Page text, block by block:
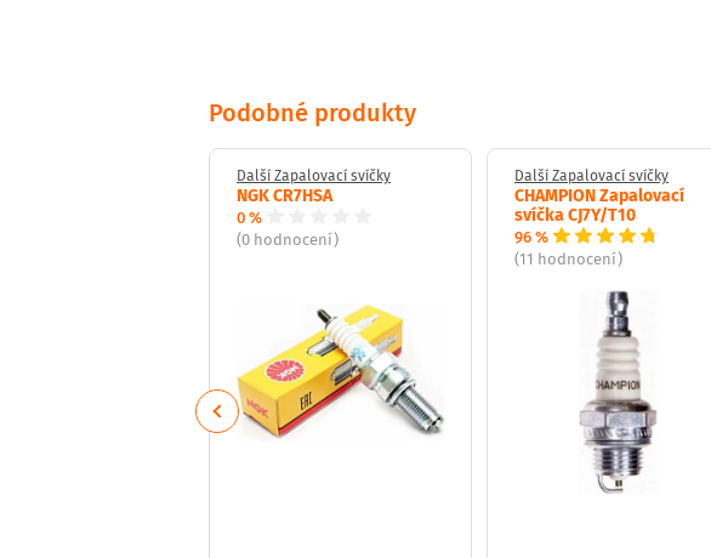
Podobné produkty
Další Zapalovací svíčky
NGK CR7HSA
0 %
(0 hodnocení)
Další Zapalovací svíčky
CHAMPION Zapalovací
svíčka CJ7Y/T10
96 %
(11 hodnocení)
Previous